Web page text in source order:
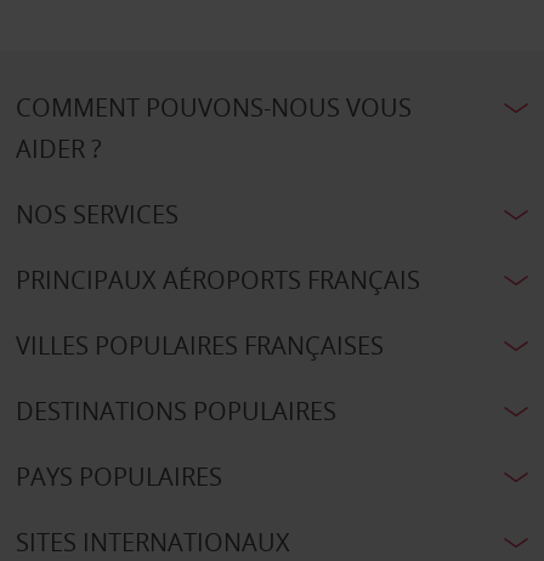
COMMENT POUVONS-NOUS VOUS
AIDER ?
NOS SERVICES
PRINCIPAUX AÉROPORTS FRANÇAIS
VILLES POPULAIRES FRANÇAISES
DESTINATIONS POPULAIRES
PAYS POPULAIRES
SITES INTERNATIONAUX